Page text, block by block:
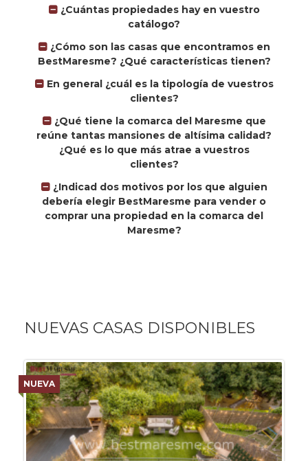
¿Cuántas propiedades hay en vuestro
catálogo?
¿Cómo son las casas que encontramos en
BestMaresme? ¿Qué características tienen?
En general ¿cuál es la tipología de vuestros
clientes?
¿Qué tiene la comarca del Maresme que
reúne tantas mansiones de altísima calidad?
¿Qué es lo que más atrae a vuestros
clientes?
¿Indicad dos motivos por los que alguien
debería elegir BestMaresme para vender o
comprar una propiedad en la comarca del
Maresme?
NUEVAS CASAS DISPONIBLES
NUEVA